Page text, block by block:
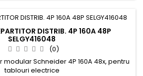
DISTRIB. 4P 160A 48P
SELGY416048
(0)
Schneider 4P 160A 48x, pentru
tablouri electrice